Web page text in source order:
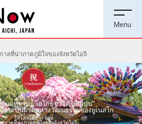
าลที่น่าภาคภูมิใจของจังหวัดไอจิ
นแห่ยามะ โฮโกะ ยาไตในญี่ปุ่น"
ยนเป็นมรดกทางวัฒนธรรมของยูเนสโก
ให้โลกได้ประจักษ์
ศกาลที่น่าภาคภูมิใจของจังหวัดไอจิ